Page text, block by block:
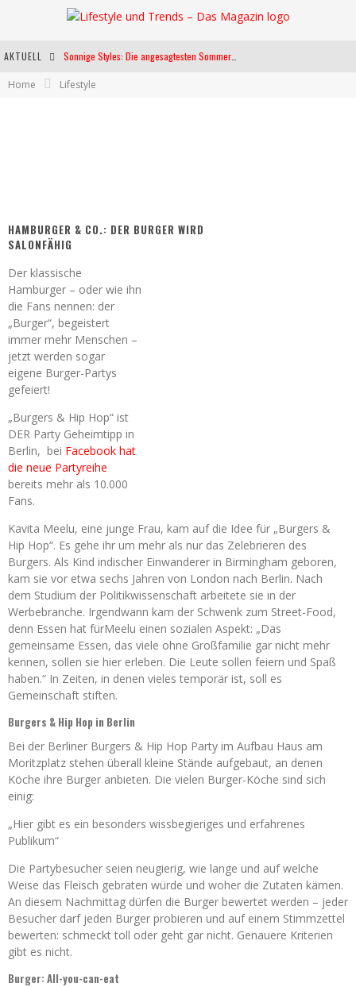
AKTUELL
Home Lifestyle
HAMBURGER & CO.: DER BURGER WIRD
SALONFÄHIG
Der klassische
Hamburger – oder wie ihn
die Fans nennen: der
„Burger“, begeistert
immer mehr Menschen –
jetzt werden sogar
eigene Burger-Partys
gefeiert!
„Burgers & Hip Hop“ ist
DER Party Geheimtipp in
Berlin, bei Facebook hat
die neue Partyreihe
bereits mehr als 10.000
Fans.
Kavita Meelu, eine junge Frau, kam auf die Idee für „Burgers &
Hip Hop“. Es gehe ihr um mehr als nur das Zelebrieren des
Burgers. Als Kind indischer Einwanderer in Birmingham geboren,
kam sie vor etwa sechs Jahren von London nach Berlin. Nach
dem Studium der Politikwissenschaft arbeitete sie in der
Werbebranche. Irgendwann kam der Schwenk zum Street-Food,
denn Essen hat fürMeelu einen sozialen Aspekt: „Das
gemeinsame Essen, das viele ohne Großfamilie gar nicht mehr
kennen, sollen sie hier erleben. Die Leute sollen feiern und Spaß
haben.“ In Zeiten, in denen vieles temporär ist, soll es
Gemeinschaft stiften.
Burgers & Hip Hop in Berlin
Bei der Berliner Burgers & Hip Hop Party im Aufbau Haus am
Moritzplatz stehen überall kleine Stände aufgebaut, an denen
Köche ihre Burger anbieten. Die vielen Burger-Köche sind sich
einig:
„Hier gibt es ein besonders wissbegieriges und erfahrenes
Publikum“
Die Partybesucher seien neugierig, wie lange und auf welche
Weise das Fleisch gebraten würde und woher die Zutaten kämen.
An diesem Nachmittag dürfen die Burger bewertet werden – jeder
Besucher darf jeden Burger probieren und auf einem Stimmzettel
bewerten: schmeckt toll oder geht gar nicht. Genauere Kriterien
gibt es nicht.
Burger: All-you-can-eat